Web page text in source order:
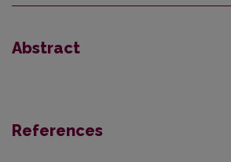
Abstract
References